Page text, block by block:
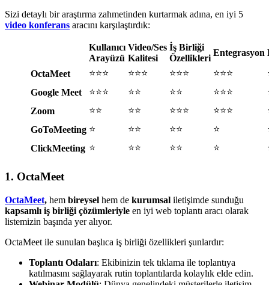
Sizi detaylı bir araştırma zahmetinden kurtarmak adına, en iyi 5
video konferans aracını karşılaştırdık:
Kullanıcı
Arayüzü
Video/Ses
Kalitesi
İş Birliği
Özellikleri
Entegrasyon
OctaMeet ⭐⭐⭐ ⭐⭐⭐ ⭐⭐⭐ ⭐⭐⭐
Google Meet
⭐⭐⭐ ⭐⭐ ⭐⭐ ⭐⭐⭐
Zoom
⭐⭐ ⭐⭐ ⭐⭐⭐ ⭐⭐⭐
GoToMeeting ⭐ ⭐⭐ ⭐⭐ ⭐
ClickMeeting ⭐ ⭐⭐ ⭐⭐ ⭐
1. OctaMeet
OctaMeet, hem bireysel hem de kurumsal iletişimde sunduğu
kapsamlı iş birliği çözümleriyle en iyi web toplantı aracı olarak
listemizin başında yer alıyor.
OctaMeet ile sunulan başlıca iş birliği özellikleri şunlardır:
Toplantı Odaları: Ekibinizin tek tıklama ile toplantıya
katılmasını sağlayarak rutin toplantılarda kolaylık elde edin.